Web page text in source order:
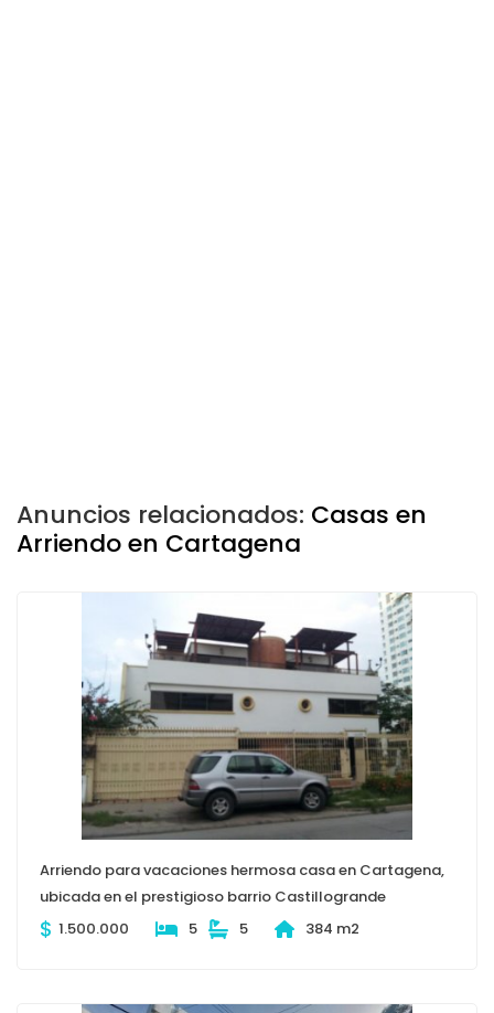
Anuncios relacionados: Casas en
Arriendo en Cartagena
Arriendo para vacaciones hermosa casa en Cartagena,
ubicada en el prestigioso barrio Castillogrande
$ 1.500.000 5 5 384 m2